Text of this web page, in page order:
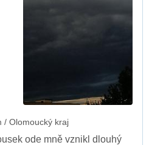
/ Olomoucký kraj
ode mně vznikl dlouhý